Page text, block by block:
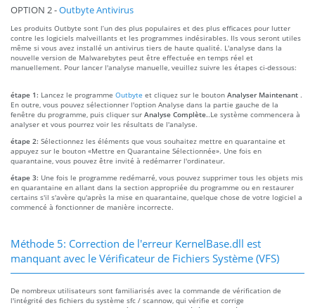
OPTION 2 -Outbyte Antivirus
Les produits Outbyte sont l’un des plus populaires et des plus efficaces pour lutter
contre les logiciels malveillants et les programmes indésirables. Ils vous seront utiles
même si vous avez installé un antivirus tiers de haute qualité. L'analyse dans la
nouvelle version de Malwarebytes peut être effectuée en temps réel et
manuellement. Pour lancer l'analyse manuelle, veuillez suivre les étapes ci-dessous:
étape 1: Lancez le programme Outbyte et cliquez sur le bouton Analyser Maintenant .
En outre, vous pouvez sélectionner l'option Analyse dans la partie gauche de la
fenêtre du programme, puis cliquer sur Analyse Complète..Le système commencera à
analyser et vous pourrez voir les résultats de l'analyse.
étape 2: Sélectionnez les éléments que vous souhaitez mettre en quarantaine et
appuyez sur le bouton «Mettre en Quarantaine Sélectionnée». Une fois en
quarantaine, vous pouvez être invité à redémarrer l'ordinateur.
étape 3: Une fois le programme redémarré, vous pouvez supprimer tous les objets mis
en quarantaine en allant dans la section appropriée du programme ou en restaurer
certains s'il s'avère qu'après la mise en quarantaine, quelque chose de votre logiciel a
commencé à fonctionner de manière incorrecte.
Méthode 5: Correction de l'erreur KernelBase.dll est
manquant avec le Vérificateur de Fichiers Système (VFS)
De nombreux utilisateurs sont familiarisés avec la commande de vérification de
l'intégrité des fichiers du système sfc / scannow, qui vérifie et corrige